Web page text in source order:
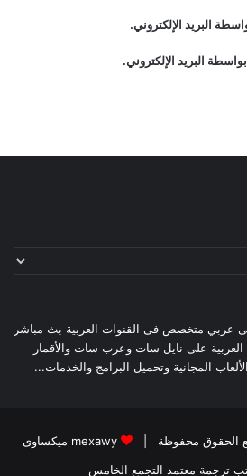
البريد الإلكتروني.
البريد الإلكتروني.
عربي متخصص فى القنوات العربية بث مباشر
العربية على نايل سات وعرب سات والأقمار
المجانية وتحميل البرامج والخدمات...
mexawy ميكساوى
ترجمة معتمد التجمع الخامس